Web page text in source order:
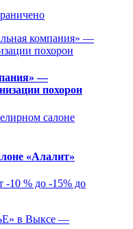
—
похорон
«Алалит»
-10 % до -15% до